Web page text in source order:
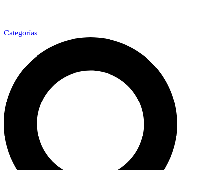
Categorías